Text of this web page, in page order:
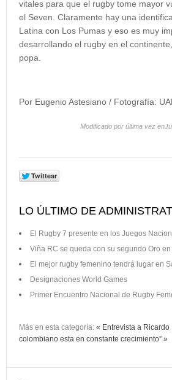
vitales para que el rugby tome mayor
el Seven. Claramente hay una
Latina con Los Pumas y eso es muy
desarrollando el rugby en el
popa.
Por Eugenio Astesiano / Fotografía:
Modificado por última vez
LO ÚLTIMO DE
El Rugby 7 presente en los Juegos
Viña RC se queda con su segundo Oro
El mejor rugby femenino tendrá lugar en
Designaciones World Games
Primer Encuentro Nacional de Rugby
Más en esta categoría: « Entrevista a Ricardo
colombiano esta en constante crecimiento” »